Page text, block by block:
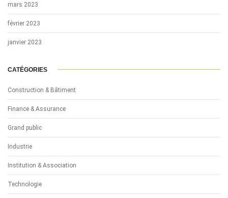
mars 2023
février 2023
janvier 2023
CATÉGORIES
Construction & Bâtiment
Finance & Assurance
Grand public
Industrie
Institution & Association
Technologie